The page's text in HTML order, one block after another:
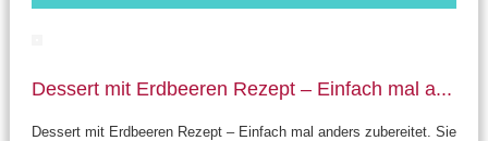
Dessert mit Erdbeeren Rezept – Einfach mal a...
Dessert mit Erdbeeren Rezept – Einfach mal anders zubereitet. Sie